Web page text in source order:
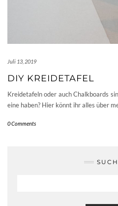
Juli 13, 2019
DIY KREIDETAFEL
Kreidetafeln oder auch Chalkboards
eine haben? Hier könnt ihr alles über
0 Comments